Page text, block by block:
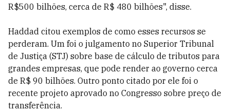
R$500 bilhões, cerca de R$ 480 bilhões", disse.
Haddad citou exemplos de como esses recursos se
perderam. Um foi o julgamento no Superior Tribunal
de Justiça (STJ) sobre base de cálculo de tributos para
grandes empresas, que pode render ao governo cerca
de R$ 90 bilhões. Outro ponto citado por ele foi o
recente projeto aprovado no Congresso sobre preço de
transferência.